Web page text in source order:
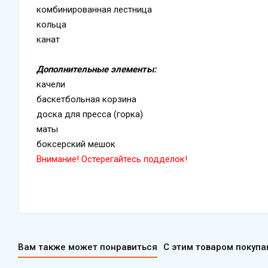
комбинированная лестница
кольца
канат
Дополнительные элементы:
качели
баскетбольная корзина
доска для пресса (горка)
маты
боксерский мешок
Внимание! Остерегайтесь подделок!
Вам также может понравиться С этим товаром